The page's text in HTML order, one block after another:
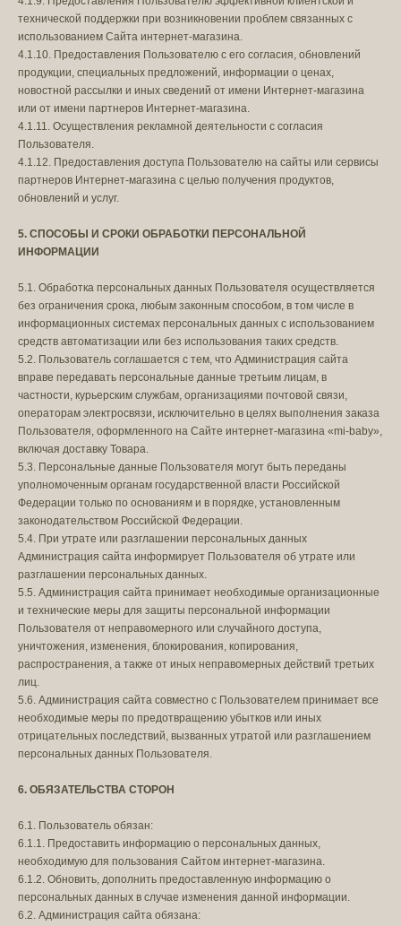
технической поддержки при возникновении проблем связанных с
использованием Сайта интернет-магазина.
4.1.10. Предоставления Пользователю с его согласия, обновлений
продукции, специальных предложений, информации о ценах,
новостной рассылки и иных сведений от имени Интернет-магазина
или от имени партнеров Интернет-магазина.
4.1.11. Осуществления рекламной деятельности с согласия
Пользователя.
4.1.12. Предоставления доступа Пользователю на сайты или сервисы
партнеров Интернет-магазина с целью получения продуктов,
обновлений и услуг.
5. СПОСОБЫ И СРОКИ ОБРАБОТКИ ПЕРСОНАЛЬНОЙ
ИНФОРМАЦИИ
5.1. Обработка персональных данных Пользователя осуществляется
без ограничения срока, любым законным способом, в том числе в
информационных системах персональных данных с использованием
средств автоматизации или без использования таких средств.
5.2. Пользователь соглашается с тем, что Администрация сайта
вправе передавать персональные данные третьим лицам, в
частности, курьерским службам, организациями почтовой связи,
операторам электросвязи, исключительно в целях выполнения заказа
Пользователя, оформленного на Сайте интернет-магазина «mi-baby»,
включая доставку Товара.
5.3. Персональные данные Пользователя могут быть переданы
уполномоченным органам государственной власти Российской
Федерации только по основаниям и в порядке, установленным
законодательством Российской Федерации.
5.4. При утрате или разглашении персональных данных
Администрация сайта информирует Пользователя об утрате или
разглашении персональных данных.
5.5. Администрация сайта принимает необходимые организационные
и технические меры для защиты персональной информации
Пользователя от неправомерного или случайного доступа,
уничтожения, изменения, блокирования, копирования,
распространения, а также от иных неправомерных действий третьих
лиц.
5.6. Администрация сайта совместно с Пользователем принимает все
необходимые меры по предотвращению убытков или иных
отрицательных последствий, вызванных утратой или разглашением
персональных данных Пользователя.
6. ОБЯЗАТЕЛЬСТВА СТОРОН
6.1. Пользователь обязан:
6.1.1. Предоставить информацию о персональных данных,
необходимую для пользования Сайтом интернет-магазина.
6.1.2. Обновить, дополнить предоставленную информацию о
персональных данных в случае изменения данной информации.
6.2. Администрация сайта обязана: